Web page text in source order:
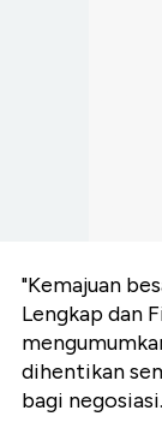
"Kemajuan
Lengkap dan
dihentikan
bagi negosiasi.